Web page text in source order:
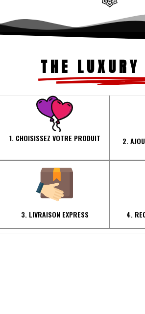
THE LUXURY
1. CHOISISSEZ VOTRE PRODUIT 2.
3. LIVRAISON EXPRESS 4.